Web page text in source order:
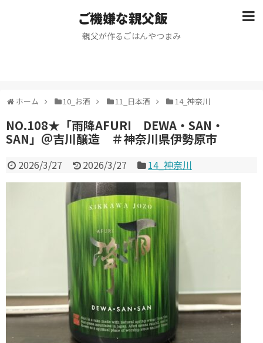
ご機嫌な親父飯
親父が作るごはんやつまみ
ホーム 10_お酒 11_日本酒 14_神奈川
NO.108★「雨降AFURI DEWA・SAN・
SAN」＠吉川醸造 ＃神奈川県伊勢原市
2026/3/27 2026/3/27 14_神奈川